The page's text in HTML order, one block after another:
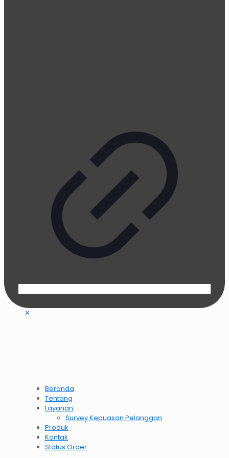
✕
Beranda
Tentang
Layanan
Survey Kepuasan Pelanggan
Produk
Kontak
Status Order